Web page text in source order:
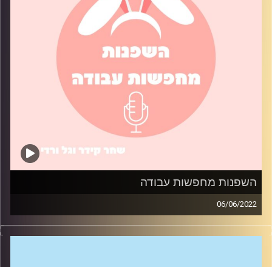
השפנות מחפשות עבודה
06/06/2022
איך הצלחנו למצוא עבודה בתור סטודנטיות? בואו תשמעו על
התהליך שעברנו בחיפוש העבודה, ואיך גם תוכלו להגדיל את